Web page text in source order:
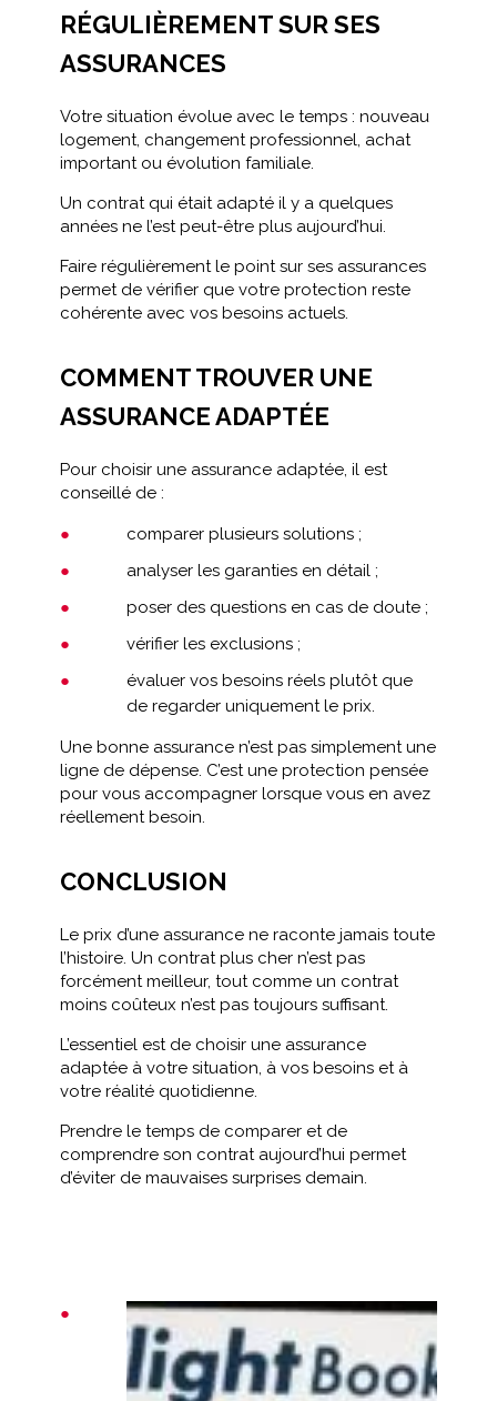
RÉGULIÈREMENT SUR SES
ASSURANCES
Votre situation évolue avec le temps : nouveau
logement, changement professionnel, achat
important ou évolution familiale.
Un contrat qui était adapté il y a quelques
années ne l’est peut-être plus aujourd’hui.
Faire régulièrement le point sur ses assurances
permet de vérifier que votre protection reste
cohérente avec vos besoins actuels.
COMMENT TROUVER UNE
ASSURANCE ADAPTÉE
Pour choisir une assurance adaptée, il est
conseillé de :
comparer plusieurs solutions ;
analyser les garanties en détail ;
poser des questions en cas de doute ;
vérifier les exclusions ;
évaluer vos besoins réels plutôt que
de regarder uniquement le prix.
Une bonne assurance n’est pas simplement une
ligne de dépense. C’est une protection pensée
pour vous accompagner lorsque vous en avez
réellement besoin.
CONCLUSION
Le prix d’une assurance ne raconte jamais toute
l’histoire. Un contrat plus cher n’est pas
forcément meilleur, tout comme un contrat
moins coûteux n’est pas toujours suffisant.
L’essentiel est de choisir une assurance
adaptée à votre situation, à vos besoins et à
votre réalité quotidienne.
Prendre le temps de comparer et de
comprendre son contrat aujourd’hui permet
d’éviter de mauvaises surprises demain.